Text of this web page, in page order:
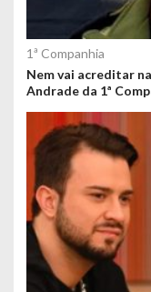
1ª Companhia
Nem vai acreditar
Andrade da 1ª